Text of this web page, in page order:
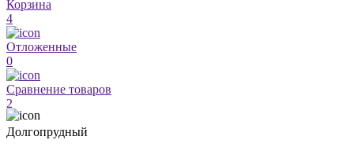
Корзина
4
Отложенные
0
Сравнение товаров
2
Долгопрудный